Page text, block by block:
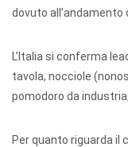
dovuto all’andamento
L’Italia si conferma
tavola, nocciole
pomodoro da
Per quanto riguarda il